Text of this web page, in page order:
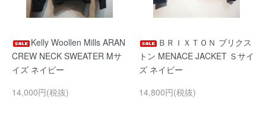
Kelly Woollen Mills ARAN
CREW NECK SWEATER Mサ
イズ ネイビー
14,000円(税抜)
ＢＲＩＸＴＯＮ ブリクス
トン MENACE JACKET Ｓサイ
ズ ネイビー
14,800円(税抜)